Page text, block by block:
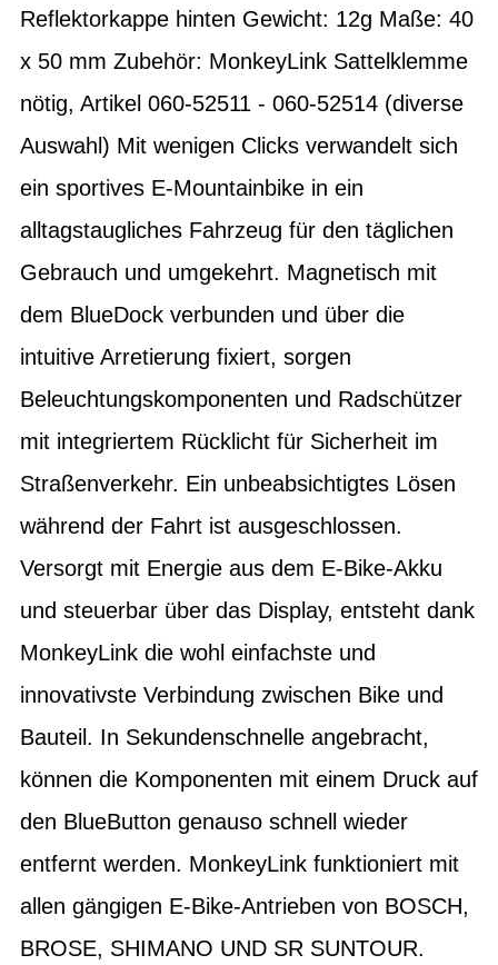
Reflektorkappe hinten Gewicht: 12g Maße: 40
x 50 mm Zubehör: MonkeyLink Sattelklemme
nötig, Artikel 060-52511 - 060-52514 (diverse
Auswahl) Mit wenigen Clicks verwandelt sich
ein sportives E-Mountainbike in ein
alltagstaugliches Fahrzeug für den täglichen
Gebrauch und umgekehrt. Magnetisch mit
dem BlueDock verbunden und über die
intuitive Arretierung fixiert, sorgen
Beleuchtungskomponenten und Radschützer
mit integriertem Rücklicht für Sicherheit im
Straßenverkehr. Ein unbeabsichtigtes Lösen
während der Fahrt ist ausgeschlossen.
Versorgt mit Energie aus dem E-Bike-Akku
und steuerbar über das Display, entsteht dank
MonkeyLink die wohl einfachste und
innovativste Verbindung zwischen Bike und
Bauteil. In Sekundenschnelle angebracht,
können die Komponenten mit einem Druck auf
den BlueButton genauso schnell wieder
entfernt werden. MonkeyLink funktioniert mit
allen gängigen E-Bike-Antrieben von BOSCH,
BROSE, SHIMANO UND SR SUNTOUR.